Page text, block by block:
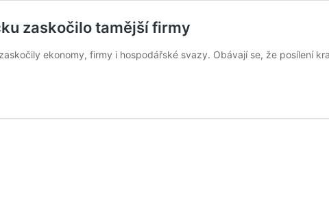
zaskočilo tamější firmy
ekonomy, firmy i hospodářské svazy. Obávají se, že posílení